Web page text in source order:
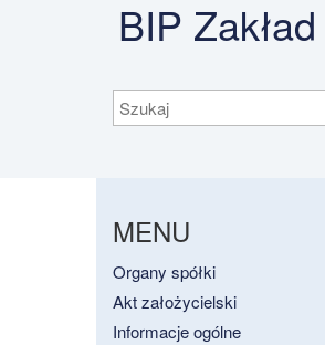
BIP
Szukaj
MENU
Organy spółki
Akt założycielski
Informacje ogólne